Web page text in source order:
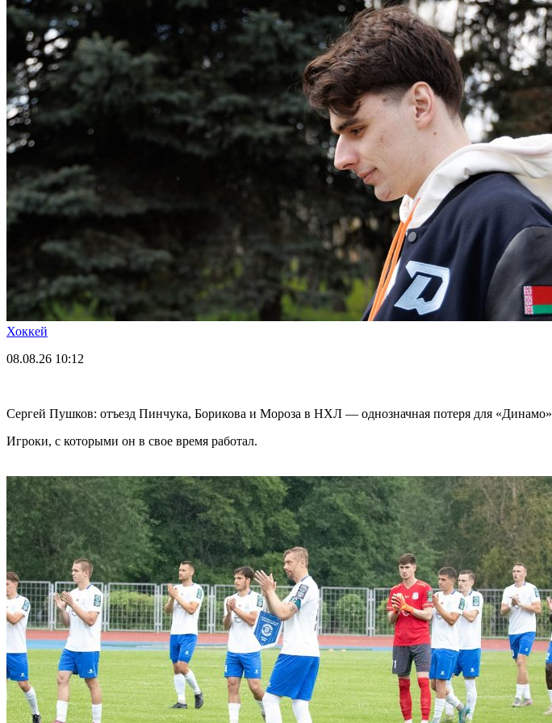
Хоккей
08.08.26 10:12
Сергей Пушков: отъезд Пинчука, Борикова и Мороза в НХЛ — однозначная потеря для «Динамо»
Игроки, с которыми он в свое время работал.